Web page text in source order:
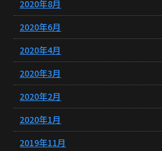
2020年8月
2020年6月
2020年4月
2020年3月
2020年2月
2020年1月
2019年11月